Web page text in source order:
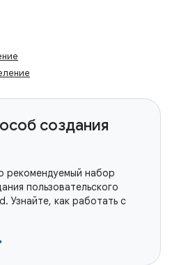
создания
рекомендуемый набор
пользовательского
Узнайте, как работать с